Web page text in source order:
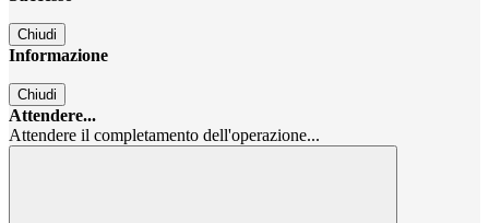
Chiudi
Informazione
Chiudi
Attendere...
Attendere il completamento dell'operazione...